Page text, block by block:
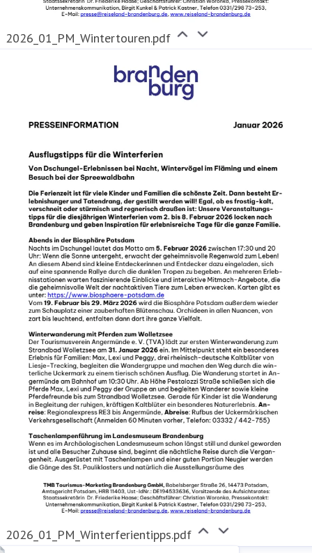
2026_01_PM_Wintertouren.pdf
2026_01_PM_Winterferientipps.pdf